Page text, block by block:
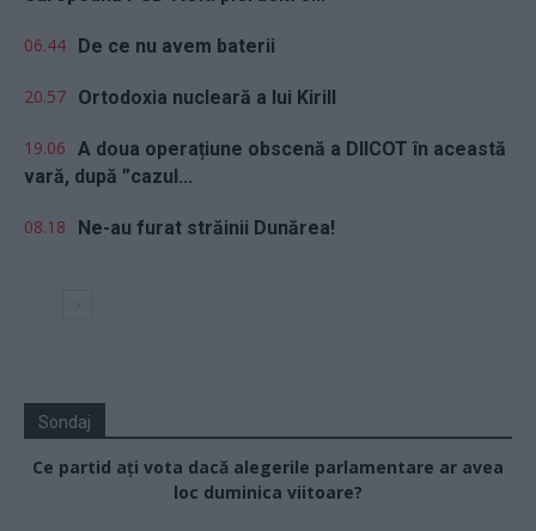
06.44 De ce nu avem baterii
20.57 Ortodoxia nucleară a lui Kirill
19.06 A doua operațiune obscenă a DIICOT în această
vară, după ”cazul...
08.18 Ne-au furat străinii Dunărea!
Sondaj
Ce partid ați vota dacă alegerile parlamentare ar avea
loc duminica viitoare?